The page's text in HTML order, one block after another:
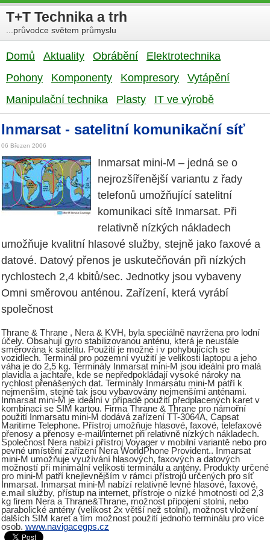
T+T Technika a trh
...průvodce světem průmyslu
Domů Aktuality Obrábění
Elektrotechnika
Pohony
Komponenty Kompresory
Vytápění
Manipulační technika
Plasty IT ve výrobě
Inmarsat - satelitní komunikační síť
06 Březen 2006
Inmarsat mini-M – jedná se o
nejrozšířenější variantu z řady
telefonů umožňující satelitní
komunikaci sítě Inmarsat. Při
relativně nízkých nákladech
umožňuje kvalitní hlasové služby, stejně jako faxové a
datové. Datový přenos je uskutečňován při nízkých
rychlostech 2,4 kbitů/sec. Jednotky jsou vybaveny
Omni směrovou anténou. Zařízení, která vyrábí
společnost
Thrane & Thrane , Nera & KVH, byla speciálně navržena pro lodní
účely. Obsahují gyro stabilizovanou anténu, která je neustále
směrována k satelitu. Použití je možné i v pohybujících se
vozidlech. Terminál pro pozemní využití je velikosti laptopu a jeho
váha je do 2,5 kg. Terminály Inmarsat mini-M jsou ideální pro malá
plavidla a jachtaře, kde se nepředpokládají vysoké nároky na
rychlost přenášených dat. Terminály Inmarsatu mini-M patří k
nejmenším, stejně tak jsou vybavovány nejmenšími anténami.
Inmarsat mini-M je ideální v případě použití předplacených karet v
kombinaci se SIM kartou. Firma Thrane & Thrane pro námořní
použití Inmarsatu mini-M dodává zařízení TT-3064A, Capsat
Maritime Telephone. Přístroj umožňuje hlasové, faxové, telefaxové
přenosy a přenosy e-mail/internet při relativně nízkých nákladech.
Společnost Nera nabízí přístroj Voyager v mobilní variantě nebo pro
pevné umístění zařízení Nera WorldPhone Provident.. Inmarsat
mini-M umožňuje využívání hlasových, faxových a datových
možností při minimální velikosti terminálu a antény. Produkty určené
pro mini-M patří knejlevnějším v rámci přístrojů určených pro síť
Inmarsat. Inmarsat mini-M nabízí relativně levné hlasové, faxové,
e.mail služby, přístup na internet, přístroje o nízké hmotnosti od 2,3
kg firem Nera a Thrane&Thrane, možnost připojení stolní, nebo
parabolické antény (velikost 2x větší než stolní), možnost vložení
dalších SIM karet a tím možnost použití jednoho terminálu pro více
osob. www.navigacegps.cz